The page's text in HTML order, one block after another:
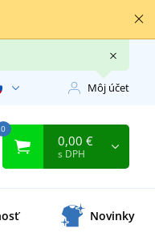
Môj účet
0
0,00 €
s DPH
Novinky